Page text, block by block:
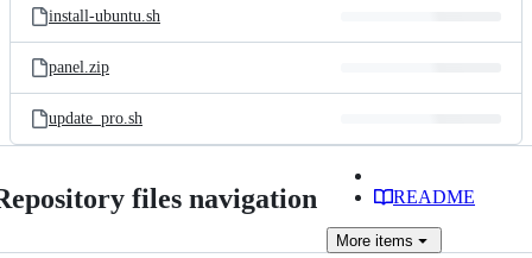
install-ubuntu.sh
panel.zip
update_pro.sh
files navigation README
More items